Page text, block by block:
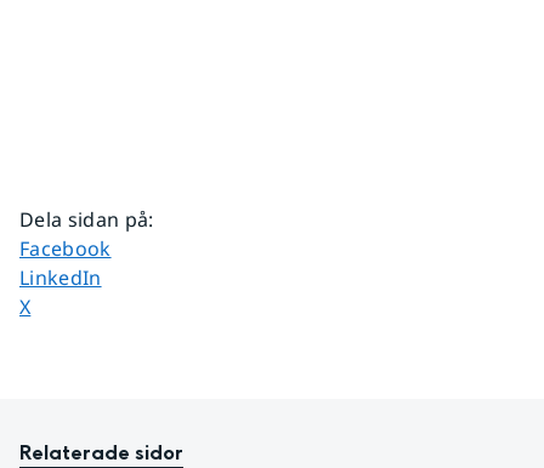
Dela sidan på:
Dela sidan på
Facebook
Dela sidan på
LinkedIn
Dela sidan på
X
Relaterade sidor